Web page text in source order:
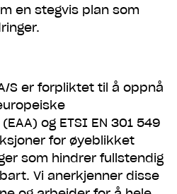
en stegvis plan som
S er forpliktet til å oppnå
og ETSI EN 301 549
for øyeblikket
som hindrer fullstendig
Vi anerkjenner disse